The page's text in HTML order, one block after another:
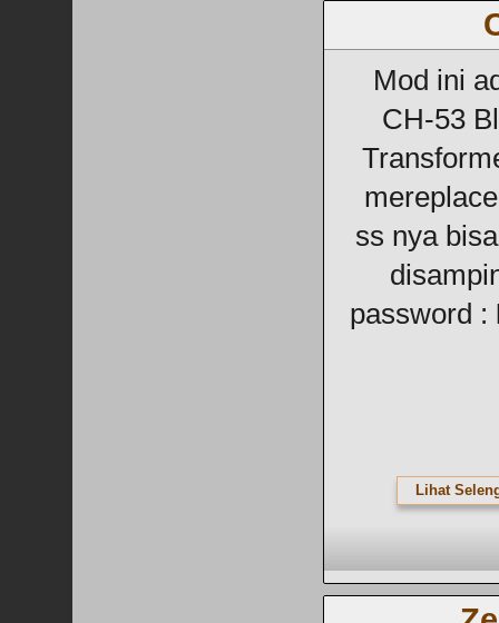
Mod ini
CH-53
ss nya
password :
Lihat